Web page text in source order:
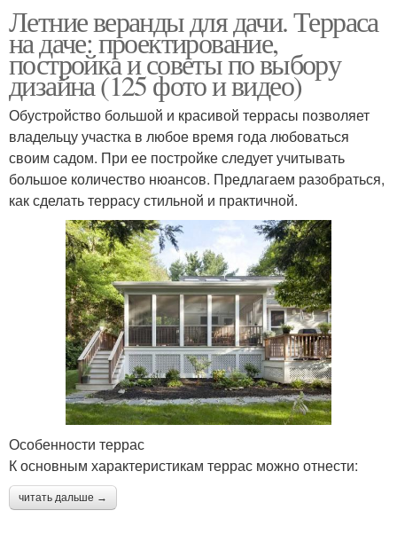
Летние веранды для дачи. Терраса
на даче: проектирование,
постройка и советы по выбору
дизайна (125 фото и видео)
Обустройство большой и красивой террасы позволяет
владельцу участка в любое время года любоваться
своим садом. При ее постройке следует учитывать
большое количество нюансов. Предлагаем разобраться,
как сделать террасу стильной и практичной.
Особенности террас
К основным характеристикам террас можно отнести:
читать дальше →